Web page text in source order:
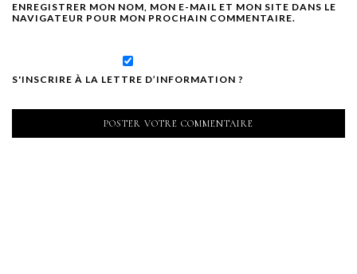
ENREGISTRER MON NOM, MON E-MAIL ET MON SITE DANS LE
NAVIGATEUR POUR MON PROCHAIN COMMENTAIRE.
S'INSCRIRE À LA LETTRE D’INFORMATION ?